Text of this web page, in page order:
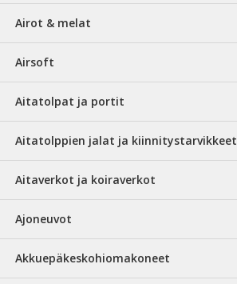
Airot & melat
Airsoft
Aitatolpat ja portit
Aitatolppien jalat ja kiinnitystarvikkeet
Aitaverkot ja koiraverkot
Ajoneuvot
Akkuepäkeskohiomakoneet